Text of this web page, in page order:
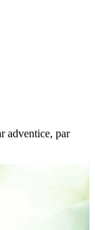
adventice, par